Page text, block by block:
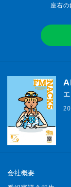
座右の
会社概要